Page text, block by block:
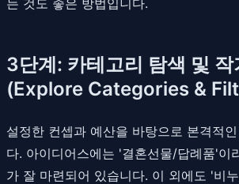
3단계: 카테고리 탐색 및 작
(Explore Categories &
설정한 컨셉과 예산을 바탕으로 본격적
다. 아이디어스에는 '결혼선물/답례품'이
가 잘 마련되어 있습니다. 이 외에도 '비